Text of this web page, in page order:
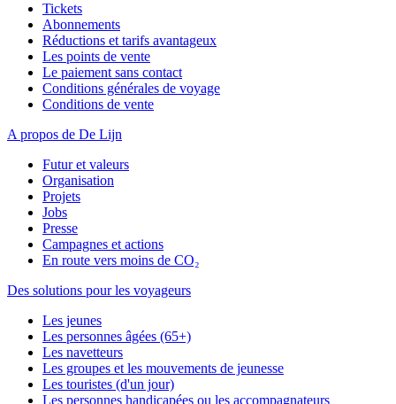
Tickets
Abonnements
Réductions et tarifs avantageux
Les points de vente
Le paiement sans contact
Conditions générales de voyage
Conditions de vente
A propos de De Lijn
Futur et valeurs
Organisation
Projets
Jobs
Presse
Campagnes et actions
En route vers moins de CO₂
Des solutions pour les voyageurs
Les jeunes
Les personnes âgées (65+)
Les navetteurs
Les groupes et les mouvements de jeunesse
Les touristes (d'un jour)
Les personnes handicapées ou les accompagnateurs